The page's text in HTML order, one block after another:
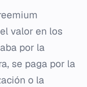
valor en los
por la
se paga por la
o la